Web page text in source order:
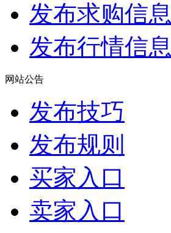
发布求购信息
发布行情信息
网站公告
发布技巧
发布规则
买家入口
卖家入口